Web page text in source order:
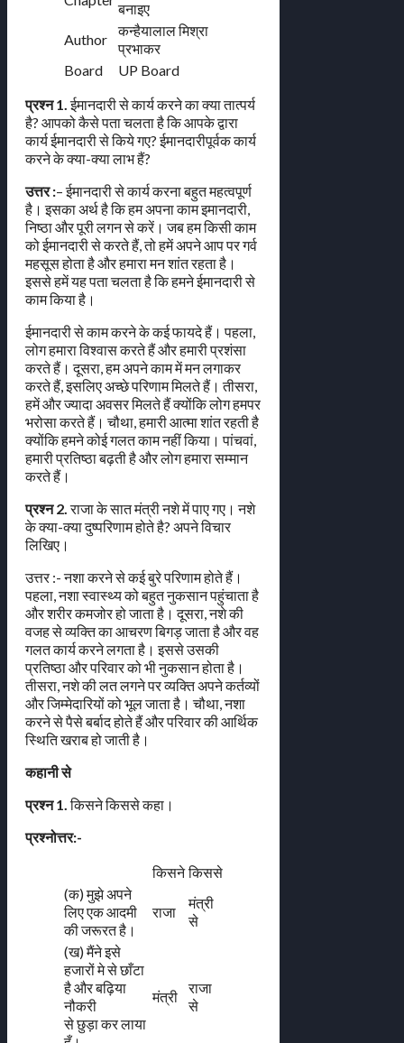
बनाइए
Author
कन्हैयालाल मिश्रा
प्रभाकर
Board
UP Board
प्रश्न 1. ईमानदारी से कार्य करने का क्या तात्पर्य
है? आपको कैसे पता चलता है कि आपके द्वारा
कार्य ईमानदारी से किये गए? ईमानदारीपूर्वक कार्य
करने के क्या-क्या लाभ हैं?
उत्तर :– ईमानदारी से कार्य करना बहुत महत्वपूर्ण
है। इसका अर्थ है कि हम अपना काम इमानदारी,
निष्ठा और पूरी लगन से करें। जब हम किसी काम
को ईमानदारी से करते हैं, तो हमें अपने आप पर गर्व
महसूस होता है और हमारा मन शांत रहता है।
इससे हमें यह पता चलता है कि हमने ईमानदारी से
काम किया है।
ईमानदारी से काम करने के कई फायदे हैं। पहला,
लोग हमारा विश्वास करते हैं और हमारी प्रशंसा
करते हैं। दूसरा, हम अपने काम में मन लगाकर
करते हैं, इसलिए अच्छे परिणाम मिलते हैं। तीसरा,
हमें और ज्यादा अवसर मिलते हैं क्योंकि लोग हमपर
भरोसा करते हैं। चौथा, हमारी आत्मा शांत रहती है
क्योंकि हमने कोई गलत काम नहीं किया। पांचवां,
हमारी प्रतिष्ठा बढ़ती है और लोग हमारा सम्मान
करते हैं।
प्रश्न 2. राजा के सात मंत्री नशे में पाए गए। नशे
के क्या-क्या दुष्परिणाम होते है? अपने विचार
लिखिए।
उत्तर :- नशा करने से कई बुरे परिणाम होते हैं।
पहला, नशा स्वास्थ्य को बहुत नुकसान पहुंचाता है
और शरीर कमजोर हो जाता है। दूसरा, नशे की
वजह से व्यक्ति का आचरण बिगड़ जाता है और वह
गलत कार्य करने लगता है। इससे उसकी
प्रतिष्ठा और परिवार को भी नुकसान होता है।
तीसरा, नशे की लत लगने पर व्यक्ति अपने कर्तव्यों
और जिम्मेदारियों को भूल जाता है। चौथा, नशा
करने से पैसे बर्बाद होते हैं और परिवार की आर्थिक
स्थिति खराब हो जाती है।
कहानी से
प्रश्न 1. किसने किससे कहा।
प्रश्नोत्तर:-
किसने किससे
(क) मुझे अपने
लिए एक आदमी
की जरूरत है।
राजा
मंत्री
से
(ख) मैंने इसे
हजारों मे से छाँटा
है और बढ़िया
नौकरी
से छुड़ा कर लाया
मंत्री
राजा
से